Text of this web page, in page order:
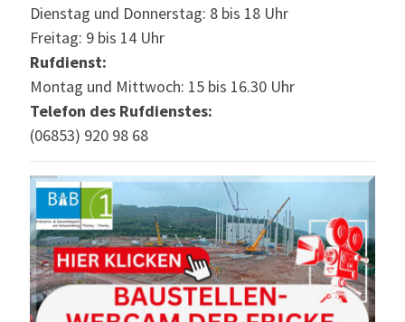
Dienstag und Donnerstag: 8 bis 18 Uhr
Freitag: 9 bis 14 Uhr
Rufdienst:
Montag und Mittwoch: 15 bis 16.30 Uhr
Telefon des Rufdienstes:
(06853) 920 98 68